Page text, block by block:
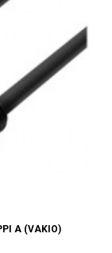
A (VAKIO)